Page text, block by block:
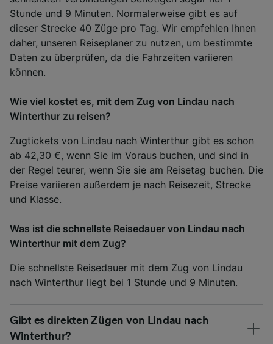
Stunde und 9 Minuten. Normalerweise gibt es auf
dieser Strecke 40 Züge pro Tag. Wir empfehlen Ihnen
daher, unseren Reiseplaner zu nutzen, um bestimmte
Daten zu überprüfen, da die Fahrzeiten variieren
können.
Wie viel kostet es, mit dem Zug von Lindau nach
Winterthur zu reisen?
Zugtickets von Lindau nach Winterthur gibt es schon
ab 42,30 €, wenn Sie im Voraus buchen, und sind in
der Regel teurer, wenn Sie sie am Reisetag buchen. Die
Preise variieren außerdem je nach Reisezeit, Strecke
und Klasse.
Was ist die schnellste Reisedauer von Lindau nach
Winterthur mit dem Zug?
Die schnellste Reisedauer mit dem Zug von Lindau
nach Winterthur liegt bei 1 Stunde und 9 Minuten.
Gibt es direkten Zügen von Lindau nach
Winterthur?